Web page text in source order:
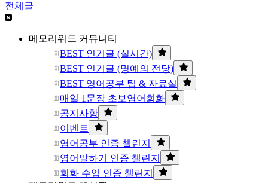
전체글
메모리워드 커뮤니티
BEST 인기글 (실시간)
BEST 인기글 (명예의 전당)
BEST 영어공부 팁 & 자료실
매일 1문장 초보영어회화
공지사항
이벤트
영어공부 인증 챌린지
영어말하기 인증 챌린지
회화 수업 인증 챌린지